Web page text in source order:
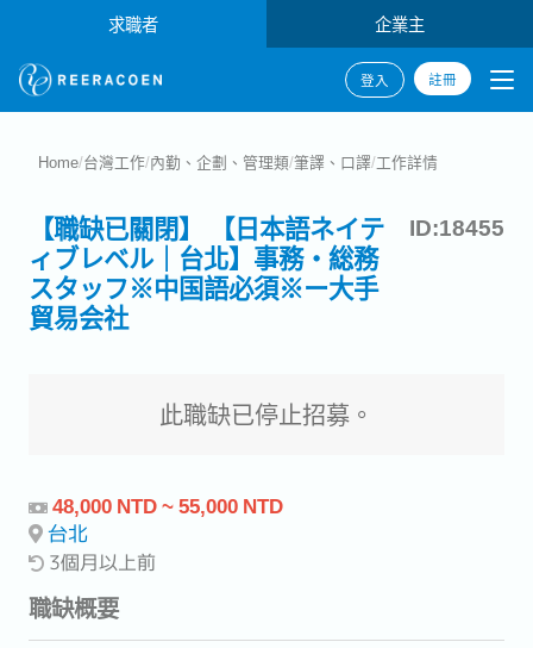
求職者 企業主
登入 註冊
Home/台灣工作/內勤、企劃、管理類/筆譯、口譯/工作詳情
【職缺已關閉】 【日本語ネイテ
ィブレベル｜台北】事務・総務
スタッフ※中国語必須※ー大手
貿易会社
ID:18455
此職缺已停止招募。
48,000 NTD ~ 55,000 NTD
台北
3個月以上前
職缺概要